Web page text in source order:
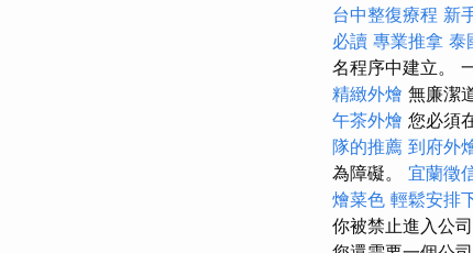
台中整復療程 新
必讀 專業推拿 泰
名程序中建立。
精緻外燴 無廉潔
午茶外燴 您必須
隊的推薦 到府外
為障礙。 宜蘭徵
燴菜色 輕鬆安排
你被禁止進入公